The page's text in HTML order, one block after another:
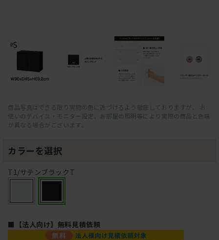
商品写真はできる限り実物の色に近づけるよう徹底しておりますが、 お
使いのデバイス・モニター設定、お部屋の照明等により実際の商品と色味
が異なる場合がございます。
カラーを選択
T1/サテンブラックT
■【法人向け】無料見積依頼